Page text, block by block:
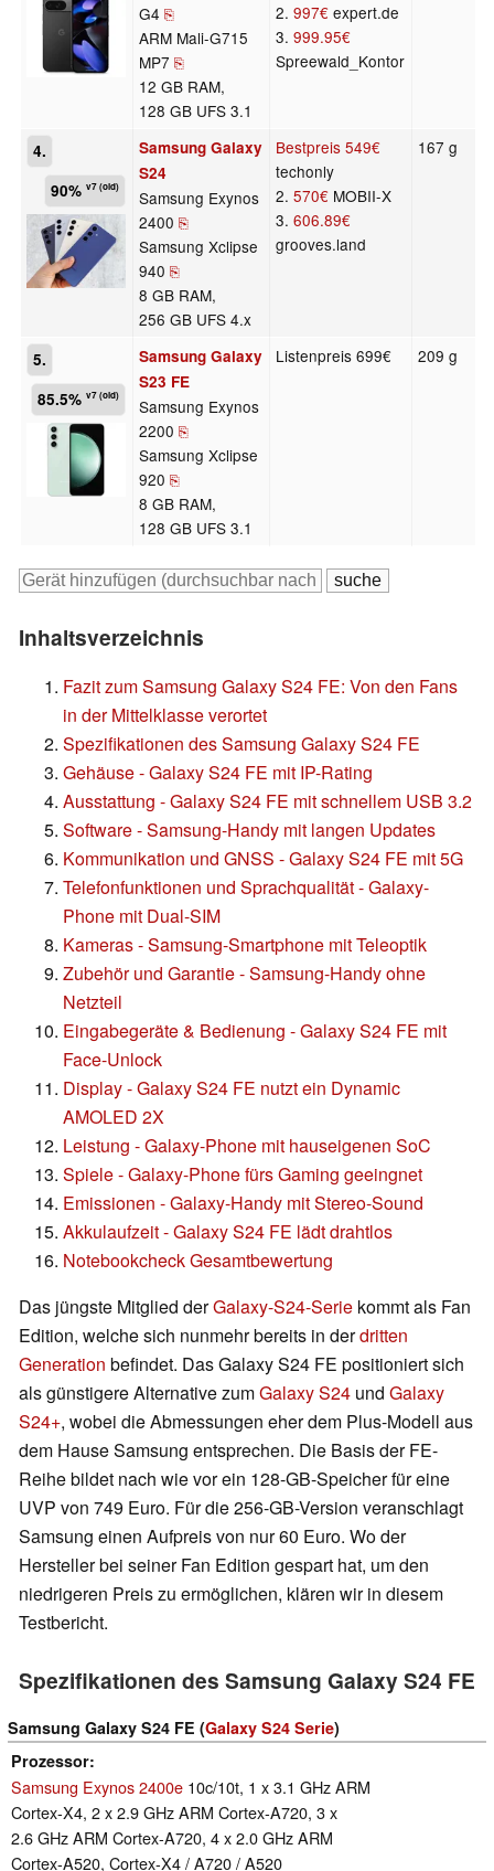
G4 ⎘
ARM Mali-G715
MP7 ⎘
12 GB RAM,
128 GB UFS 3.1
2.997€ expert.de
3.999.95€
Spreewald_Kontor
4.
90%v7 (old)
Samsung Galaxy
S24
Samsung Exynos
2400 ⎘
Samsung Xclipse
940 ⎘
8 GB RAM,
256 GB UFS 4.x
Bestpreis 549€
techonly
2.570€ MOBII-X
3.606.89€
grooves.land
167 g
5.
85.5%v7 (old)
Samsung Galaxy
S23 FE
Samsung Exynos
2200 ⎘
Samsung Xclipse
920 ⎘
8 GB RAM,
128 GB UFS 3.1
Listenpreis 699€ 209 g
Inhaltsverzeichnis
Fazit zum Samsung Galaxy S24 FE: Von den Fans
in der Mittelklasse verortet
Spezifikationen des Samsung Galaxy S24 FE
Gehäuse - Galaxy S24 FE mit IP-Rating
Ausstattung - Galaxy S24 FE mit schnellem USB 3.2
Software - Samsung-Handy mit langen Updates
Kommunikation und GNSS - Galaxy S24 FE mit 5G
Telefonfunktionen und Sprachqualität - Galaxy-
Phone mit Dual-SIM
Kameras - Samsung-Smartphone mit Teleoptik
Zubehör und Garantie - Samsung-Handy ohne
Netzteil
Eingabegeräte & Bedienung - Galaxy S24 FE mit
Face-Unlock
Display - Galaxy S24 FE nutzt ein Dynamic
AMOLED 2X
Leistung - Galaxy-Phone mit hauseigenen SoC
Spiele - Galaxy-Phone fürs Gaming geeingnet
Emissionen - Galaxy-Handy mit Stereo-Sound
Akkulaufzeit - Galaxy S24 FE lädt drahtlos
Notebookcheck Gesamtbewertung
Das jüngste Mitglied derGalaxy-S24-Serie kommt als Fan
Edition, welche sich nunmehr bereits in derdritten
Generation befindet. Das Galaxy S24 FE positioniert sich
als günstigere Alternative zumGalaxy S24 und Galaxy
S24+, wobei die Abmessungen eher dem Plus-Modell aus
dem Hause Samsung entsprechen. Die Basis der FE-
Reihe bildet nach wie vor ein 128-GB-Speicher für eine
UVP von 749 Euro. Für die 256-GB-Version veranschlagt
Samsung einen Aufpreis von nur 60 Euro. Wo der
Hersteller bei seiner Fan Edition gespart hat, um den
niedrigeren Preis zu ermöglichen, klären wir in diesem
Testbericht.
Spezifikationen des Samsung Galaxy S24 FE
Samsung Galaxy S24 FE (Galaxy S24 Serie)
Prozessor
Samsung Exynos 2400e 10c/10t, 1 x 3.1 GHz ARM
Cortex-X4, 2 x 2.9 GHz ARM Cortex-A720, 3 x
2.6 GHz ARM Cortex-A720, 4 x 2.0 GHz ARM
Cortex-A520, Cortex-X4 / A720 / A520